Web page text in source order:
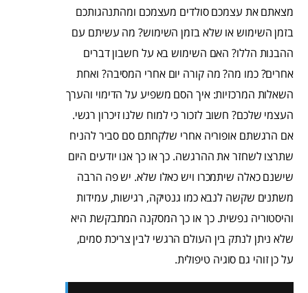
מצאתם את עצמכם סולדים מעצמכם ומהתנהגותכם
בזמן השימוש או שלא בזמן השימוש? מה עשיתם עם
ההבנות הללו? האם השימוש בא על חשבון דברים
אחרים? כמו מה? מה קורה יום אחרי המסיבה? ואחת
השאלות המרכזיות: איך הסם משפיע על הדימוי והערך
העצמי שלכם? חשוב לזכור כי למוח שלנו זיכרון רגשי.
אם הרגשתם אופוריה אחרי שלקחתם סם סביר להניח
שתרצו לשחזר את ההרגשה. כך או כך אנו יודעים היום
שישנם כאלה שיתמכרו ויש כאלו שלא. יש פה הרבה
משתנים שקשה לנבא כמו גנטיקה, רגישות, עמידות
והיסטוריה נפשית. כך או כך המסקנה המתבקשת היא
שלא ניתן לנתק בין העולם הרגשי לבין צריכת סמים,
על כן זוהי גם סוגיה טיפולית.